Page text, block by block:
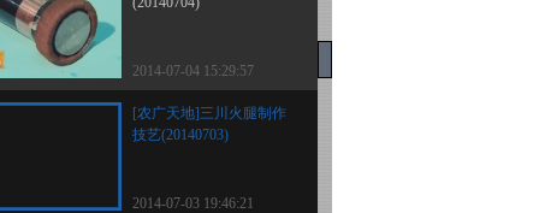
2014-07-04 15:29:57
[农广天地]三川火腿制作
技艺(20140703)
2014-07-03 19:46:21